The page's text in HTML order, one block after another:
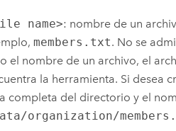
name>: nombre de un
members.txt. No se
el nombre de un archivo, el
la herramienta. Si desea
completa del directorio y el
organization/